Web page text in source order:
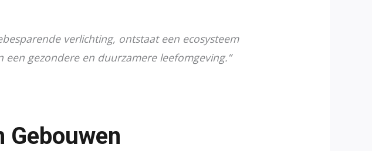
verlichting, ontstaat een ecosysteem
gezondere en duurzamere leefomgeving.”
Gebouwen